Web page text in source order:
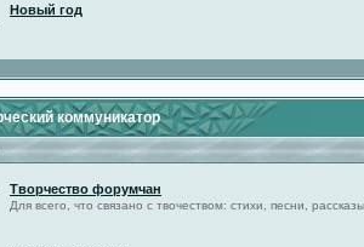
Новый год
коммуникатор
Творчество форумчан
Для всего, что связано с твочеством: стихи, песни,